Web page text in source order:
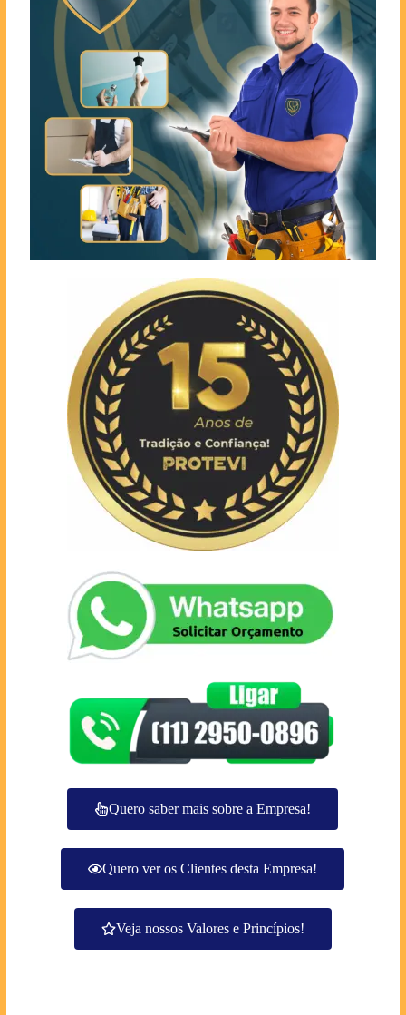
Quero saber mais sobre a Empresa!
Quero ver os Clientes desta Empresa!
Veja nossos Valores e Princípios!